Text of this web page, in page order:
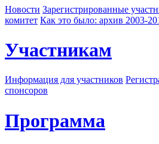
Новости Зарегистрированные
комитет Как это было: архив 2003-
Участникам
Информация для участников
спонсоров
Программа